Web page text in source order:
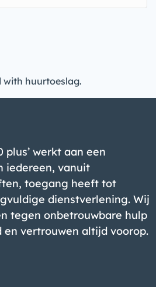
with huurtoeslag.
plus’ werkt aan een
iedereen, vanuit
toegang heeft tot
dienstverlening. Wij
tegen onbetrouwbare hulp
vertrouwen altijd voorop.